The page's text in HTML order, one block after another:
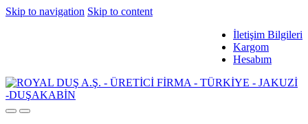
Skip to navigation Skip to content
İletişim Bilgileri
Kargom
Hesabım